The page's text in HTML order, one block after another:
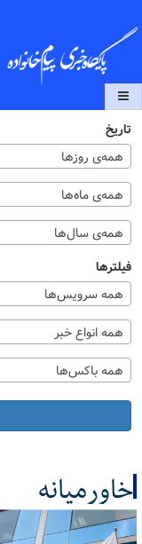
تاریخ
همه‌ی روزها
همه‌ی ماه‌ها
همه‌ی سال‌ها
فیلترها
همه سرویس‌ها
همه انواع خبر
همه باکس‌ها
خاورمیانه
کل اخبار:13